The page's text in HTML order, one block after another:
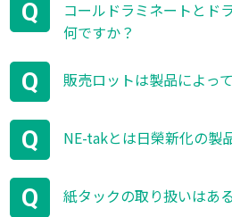
Q
コールドラミネートとド
何ですか？
Q 販売ロットは製品によっ
Q NE-takとは日榮新化の製
Q 紙タックの取り扱いはあ